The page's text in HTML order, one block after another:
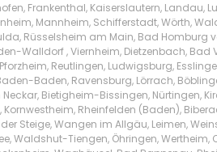
Frankenthal, Kaiserslautern, Landau,
Mannheim, Schifferstadt, Wörth,
Rüsselsheim am Main, Bad Homburg
Walldorf , Viernheim, Dietzenbach,
Reutlingen, Ludwigsburg,
Baden, Ravensburg, Lörrach,
Bietigheim-Bissingen, Nürtingen,
Rheinfelden (Baden),
Steige, Wangen im Allgäu, Leimen,
Waldshut-Tiengen, Öhringen,